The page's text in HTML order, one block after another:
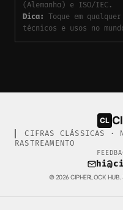
(Alemanha) e ISO/IEC.
Dica: Toque em
técnicos e usos no
CL
▎CIFRAS CLÁSSICAS ·
RASTREAMENTO
© 2026 CIPHERLOCK HUB.